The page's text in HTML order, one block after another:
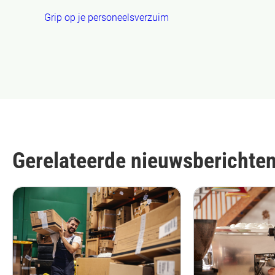
Grip op je personeelsverzuim
Gerelateerde